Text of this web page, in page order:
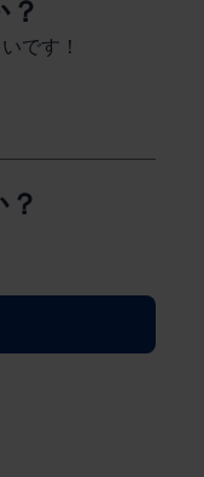
です！